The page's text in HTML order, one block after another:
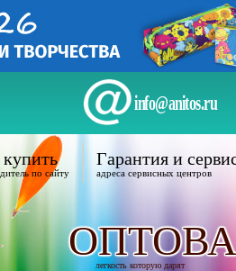
info@anitos.ru
по сайту
Гарантия и
адреса сервисных центров
легкость которую дарят